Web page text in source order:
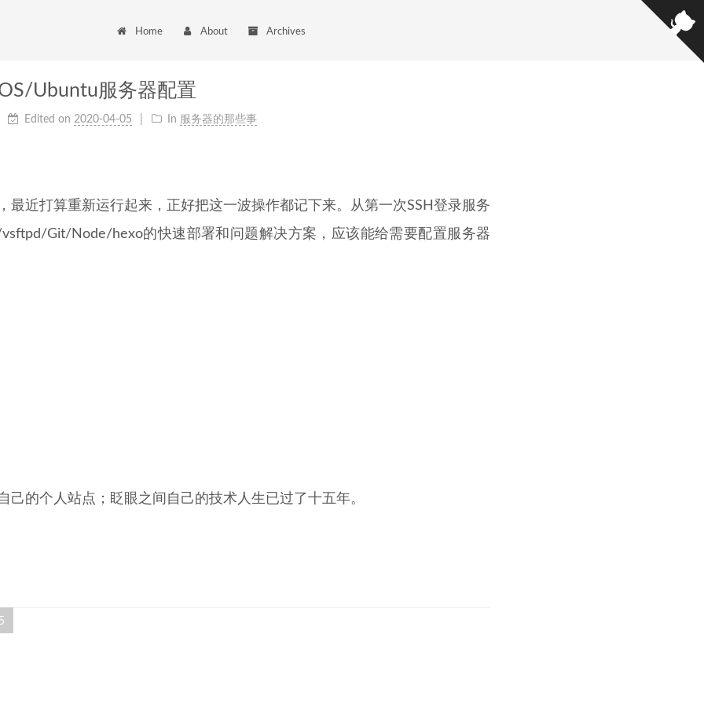
Home About Archives
Ubuntu服务器配置
Edited on 2020-04-05 In 服务器的那些事
最近打算重新运行起来，正好把这一波操作都记下来。从第一次SSH登录服务
Git/Node/hexo的快速部署和问题解决方案，应该能给需要配置服务器
己的个人站点；眨眼之间自己的技术人生已过了十五年。